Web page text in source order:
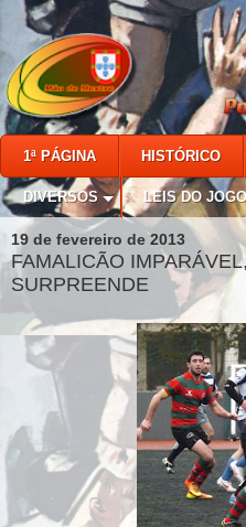
1ª PÁGINA HISTÓRICO
DIVERSOS LEIS DO JOGO
19 de fevereiro de 2013
FAMALICÃO
SURPREENDE